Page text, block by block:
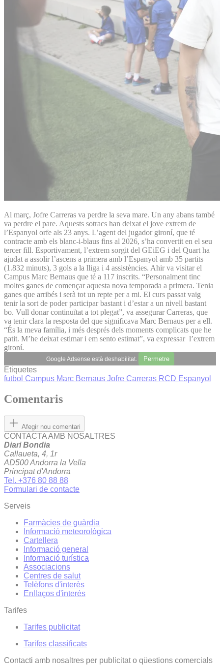
Al març, Jofre Carreras va perdre la seva mare. Un any abans també
va perdre el pare. Aquests sotracs han deixat el jove extrem de
l’Espanyol orfe als 23 anys. L’agent del jugador gironí, que té
contracte amb els blanc-i-blaus fins al 2026, s’ha convertit en el seu
tercer fill. Esportivament, l’extrem sorgit del GEiEG i del Quart ha
ajudat a assolir l’ascens a primera amb l’Espanyol amb 35 partits
(1.832 minuts), 3 gols a la lliga i 4 assistències. Ahir va visitar el
Campus Marc Bernaus que té a 117 inscrits. “Personalment tinc
moltes ganes de començar aquesta nova temporada a primera. Tenia
ganes que arribés i serà tot un repte per a mi. El curs passat vaig
tenir la sort de poder participar bastant i d’estar a un nivell bastant
bo. Vull donar continuïtat a tot plegat”, va assegurar Carreras, que
va tenir clara la resposta del que significava Marc Bernaus per a ell.
“És la meva família, i més després dels moments complicats que he
patit. M’he deixat estimar i em sento estimat”, va expressar l’extrem
gironí.
Google Adsense està deshabilitat. Permetre
Etiquetes
futbol Campus Marc Bernaus Jofre Carreras RCD Espanyol
Comentaris
Afegir nou comentari
CONTACTA AMB NOSALTRES
Diari Bondia
Callaueta, 4, 1r
AD500 Andorra la Vella
Principat d'Andorra
Tel. +376 80 88 88
Formulari de contacte
Serveis
Farmàcies de guàrdia
Informació meteorològica
Cartellera
Informació general
Informació turística
Associacions
Centres de salut
Telèfons d'interès
Enllaços d'interés
Tarifes
Tarifes publicitat
Tarifes classificats
Contacti amb nosaltres per publicitat o qüestions comercials